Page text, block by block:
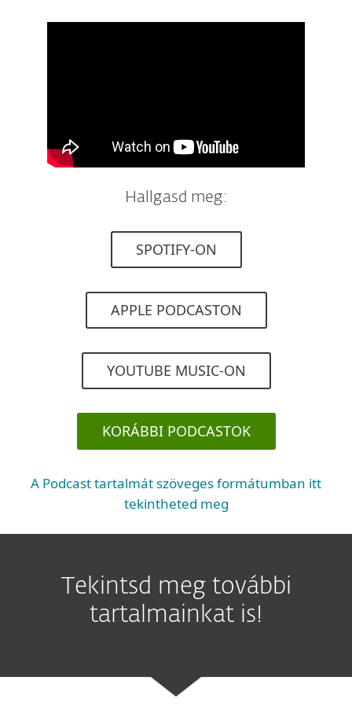
Hallgasd meg:
SPOTIFY-ON
APPLE PODCASTON
YOUTUBE MUSIC-ON
KORÁBBI PODCASTOK
A Podcast tartalmát szöveges formátumban itt
tekintheted meg
Tekintsd meg további
tartalmainkat is!